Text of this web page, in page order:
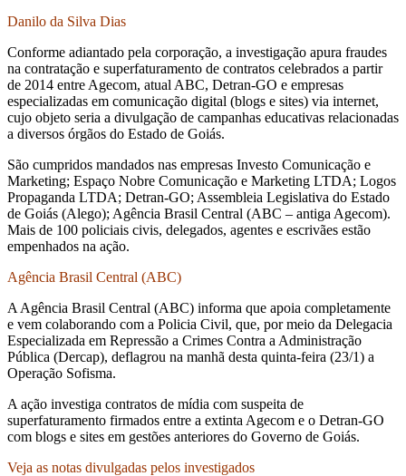
Danilo da Silva Dias
Conforme adiantado pela corporação, a investigação apura fraudes
na contratação e superfaturamento de contratos celebrados a partir
de 2014 entre Agecom, atual ABC, Detran-GO e empresas
especializadas em comunicação digital (blogs e sites) via internet,
cujo objeto seria a divulgação de campanhas educativas relacionadas
a diversos órgãos do Estado de Goiás.
São cumpridos mandados nas empresas Investo Comunicação e
Marketing; Espaço Nobre Comunicação e Marketing LTDA; Logos
Propaganda LTDA; Detran-GO; Assembleia Legislativa do Estado
de Goiás (Alego); Agência Brasil Central (ABC – antiga Agecom).
Mais de 100 policiais civis, delegados, agentes e escrivães estão
empenhados na ação.
Agência Brasil Central (ABC)
A Agência Brasil Central (ABC) informa que apoia completamente
e vem colaborando com a Policia Civil, que, por meio da Delegacia
Especializada em Repressão a Crimes Contra a Administração
Pública (Dercap), deflagrou na manhã desta quinta-feira (23/1) a
Operação Sofisma.
A ação investiga contratos de mídia com suspeita de
superfaturamento firmados entre a extinta Agecom e o Detran-GO
com blogs e sites em gestões anteriores do Governo de Goiás.
Veja as notas divulgadas pelos investigados